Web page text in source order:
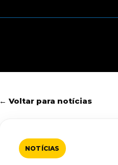
← Voltar para notícias
NOTÍCIAS